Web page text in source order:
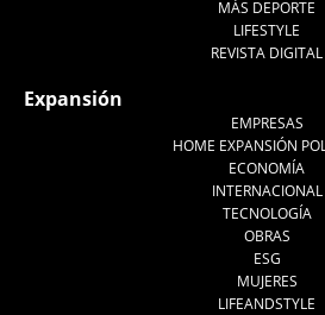
MÁS DEPORTE
LIFESTYLE
REVISTA DIGITAL
Expansión
EMPRESAS
HOME EXPANSIÓN
ECONOMÍA
INTERNACIONAL
TECNOLOGÍA
OBRAS
ESG
MUJERES
LIFEANDSTYLE